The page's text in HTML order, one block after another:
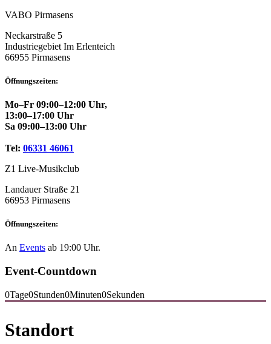
VABO Pirmasens
Neckarstraße 5
Industriegebiet Im Erlenteich
66955 Pirmasens
Öffnungszeiten:
Mo–Fr 09:00–12:00 Uhr,
13:00–17:00 Uhr
Sa 09:00–13:00 Uhr
Tel: 06331 46061
Z1 Live-Musikclub
Landauer Straße 21
66953 Pirmasens
Öffnungszeiten:
An Events ab 19:00 Uhr.
Event-Countdown
0Tage0Stunden0Minuten0Sekunden
Standort